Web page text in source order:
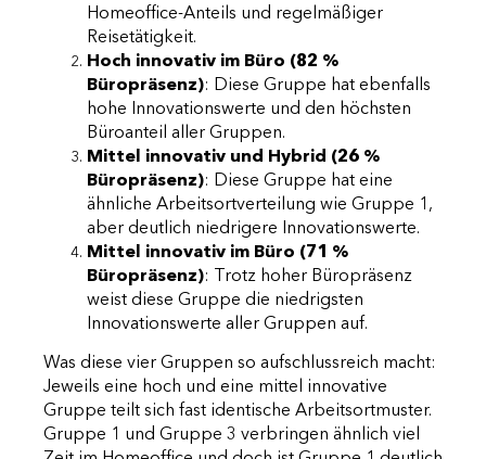
Homeoffice-Anteils und regelmäßiger
Reisetätigkeit.
Hoch innovativ im Büro (82 %
Büropräsenz): Diese Gruppe hat ebenfalls
hohe Innovationswerte und den höchsten
Büroanteil aller Gruppen.
Mittel innovativ und Hybrid (26 %
Büropräsenz): Diese Gruppe hat eine
ähnliche Arbeitsortverteilung wie Gruppe 1,
aber deutlich niedrigere Innovationswerte.
Mittel innovativ im Büro (71 %
Büropräsenz): Trotz hoher Büropräsenz
weist diese Gruppe die niedrigsten
Innovationswerte aller Gruppen auf.
Was diese vier Gruppen so aufschlussreich macht:
Jeweils eine hoch und eine mittel innovative
Gruppe teilt sich fast identische Arbeitsortmuster.
Gruppe 1 und Gruppe 3 verbringen ähnlich viel